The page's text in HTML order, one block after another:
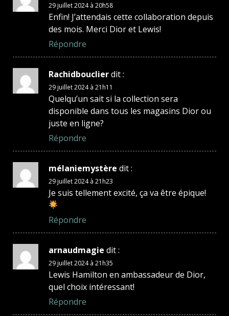
29 juillet 2024 à 20h58
Enfin! J’attendais cette collaboration depuis
des mois. Merci Dior et Lewis!
Répondre
Rachidbouclierdit :
29 juillet 2024 à 21h11
Quelqu’un sait si la collection sera
disponible dans tous les magasins Dior ou
juste en ligne?
Répondre
mélaniemystère dit :
29 juillet 2024 à 21h23
Je suis tellement excité, ça va être épique!
Répondre
arnaudmagie dit :
29 juillet 2024 à 21h35
Lewis Hamilton en ambassadeur de Dior,
quel choix intéressant!
Répondre